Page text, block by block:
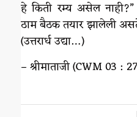
हे किती रम्य असेल नाही?”
ठाम बैठक तयार झालेली
(उत्तरार्ध उद्या…)
– श्रीमाताजी (CWM 03 :